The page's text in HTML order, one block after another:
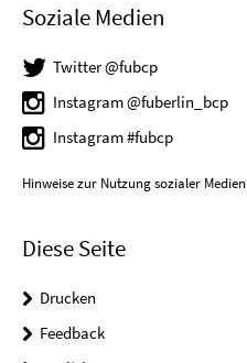
Soziale Medien
Twitter @fubcp
Instagram @fuberlin_bcp
Instagram #fubcp
Hinweise zur Nutzung sozialer Medien
Diese Seite
Drucken
Feedback